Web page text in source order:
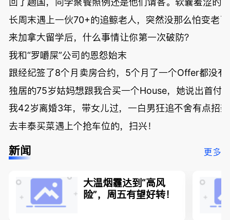
长周末遇上一伙70+的追鲸老人，突然没那么怕变老了
来加拿大留学后，什么事情让你第一次破防？
我和“罗嚼屎”公司的恩怨始末
跟经纪签了8个月卖房合约，5个月了一个Offer都没有
独居的75岁姑妈想跟我合买一个House，她说出首付
我42岁离婚3年，带女儿过，一白男狂追不舍有点招
去丰泰买菜遇上个抢车位的，扫兴！
新闻 更多
大温烟霾达到“高风
险”，周五有望好转！